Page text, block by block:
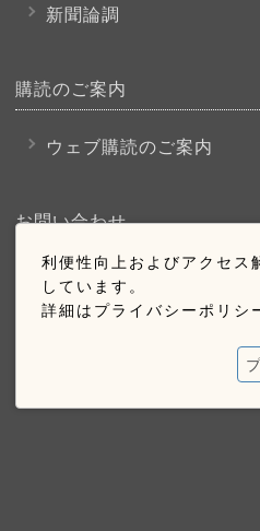
利便性向上およびアクセ
しています。
詳細はプライバシーポリシ
新聞論調
購読のご案内
ウェブ購読のご案内
お問い合わせ
採用情報
お問い合わせ